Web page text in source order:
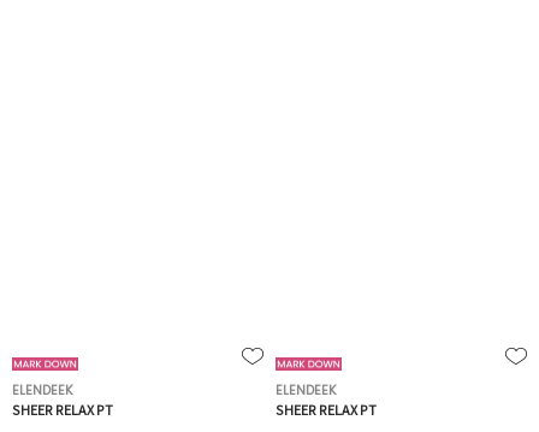
ELENDEEK
SHEER RELAX PT
ELENDEEK
SHEER RELAX PT